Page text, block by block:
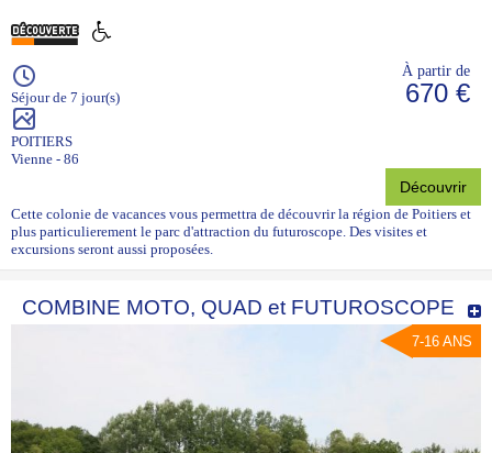
Séjour de 7 jour(s)
POITIERS
Vienne - 86
À partir de
670 €
Découvrir
Cette colonie de vacances vous permettra de découvrir la région de Poitiers et
plus particulierement le parc d'attraction du futuroscope. Des visites et
excursions seront aussi proposées.
COMBINE MOTO, QUAD et FUTUROSCOPE
7-16 ANS